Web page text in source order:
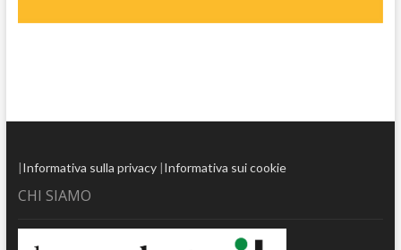
|Informativa sulla privacy|Informativa sui cookie
CHI SIAMO